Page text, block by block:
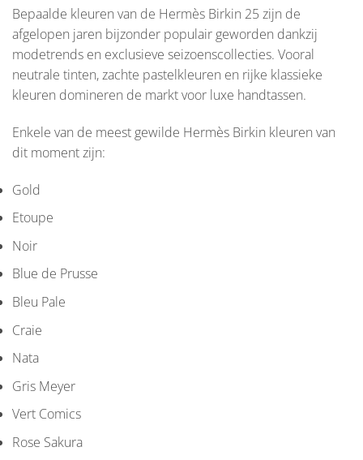
Bepaalde kleuren van de Hermès Birkin 25 zijn de
afgelopen jaren bijzonder populair geworden dankzij
modetrends en exclusieve seizoenscollecties. Vooral
neutrale tinten, zachte pastelkleuren en rijke klassieke
kleuren domineren de markt voor luxe handtassen.
Enkele van de meest gewilde Hermès Birkin kleuren van
dit moment zijn:
Gold
Etoupe
Noir
Blue de Prusse
Bleu Pale
Craie
Nata
Gris Meyer
Vert Comics
Rose Sakura